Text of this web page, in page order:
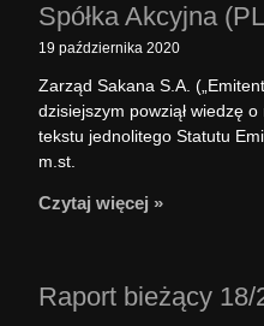
Spółka Akcyjna
19 października 2020
Zarząd Sakana S.A.
dzisiejszym powziął wiedzę
tekstu jednolitego Statutu
m.st.
Czytaj więcej »
Raport bieżący 18/